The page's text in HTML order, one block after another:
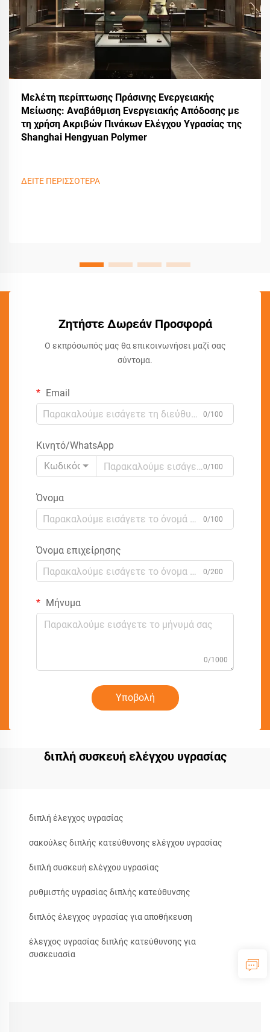
Μελέτη περίπτωσης Πράσινης Ενεργειακής
Μείωσης: Αναβάθμιση Ενεργειακής Απόδοσης με
τη χρήση Ακριβών Πινάκων Ελέγχου Υγρασίας της
Shanghai Hengyuan Polymer
ΔΕΙΤΕ ΠΕΡΙΣΣΟΤΕΡΑ
Ζητήστε Δωρεάν Προσφορά
Ο εκπρόσωπός μας θα επικοινωνήσει μαζί σας
σύντομα.
Email
0/100
Κινητό/WhatsApp
Κωδικός
0/100
Όνομα
0/100
Όνομα επιχείρησης
0/200
Μήνυμα
0/1000
Υποβολή
διπλή συσκευή ελέγχου υγρασίας
διπλή έλεγχος υγρασίας
σακούλες διπλής κατεύθυνσης ελέγχου υγρασίας
διπλή συσκευή ελέγχου υγρασίας
ρυθμιστής υγρασίας διπλής κατεύθυνσης
διπλός έλεγχος υγρασίας για αποθήκευση
έλεγχος υγρασίας διπλής κατεύθυνσης για
συσκευασία